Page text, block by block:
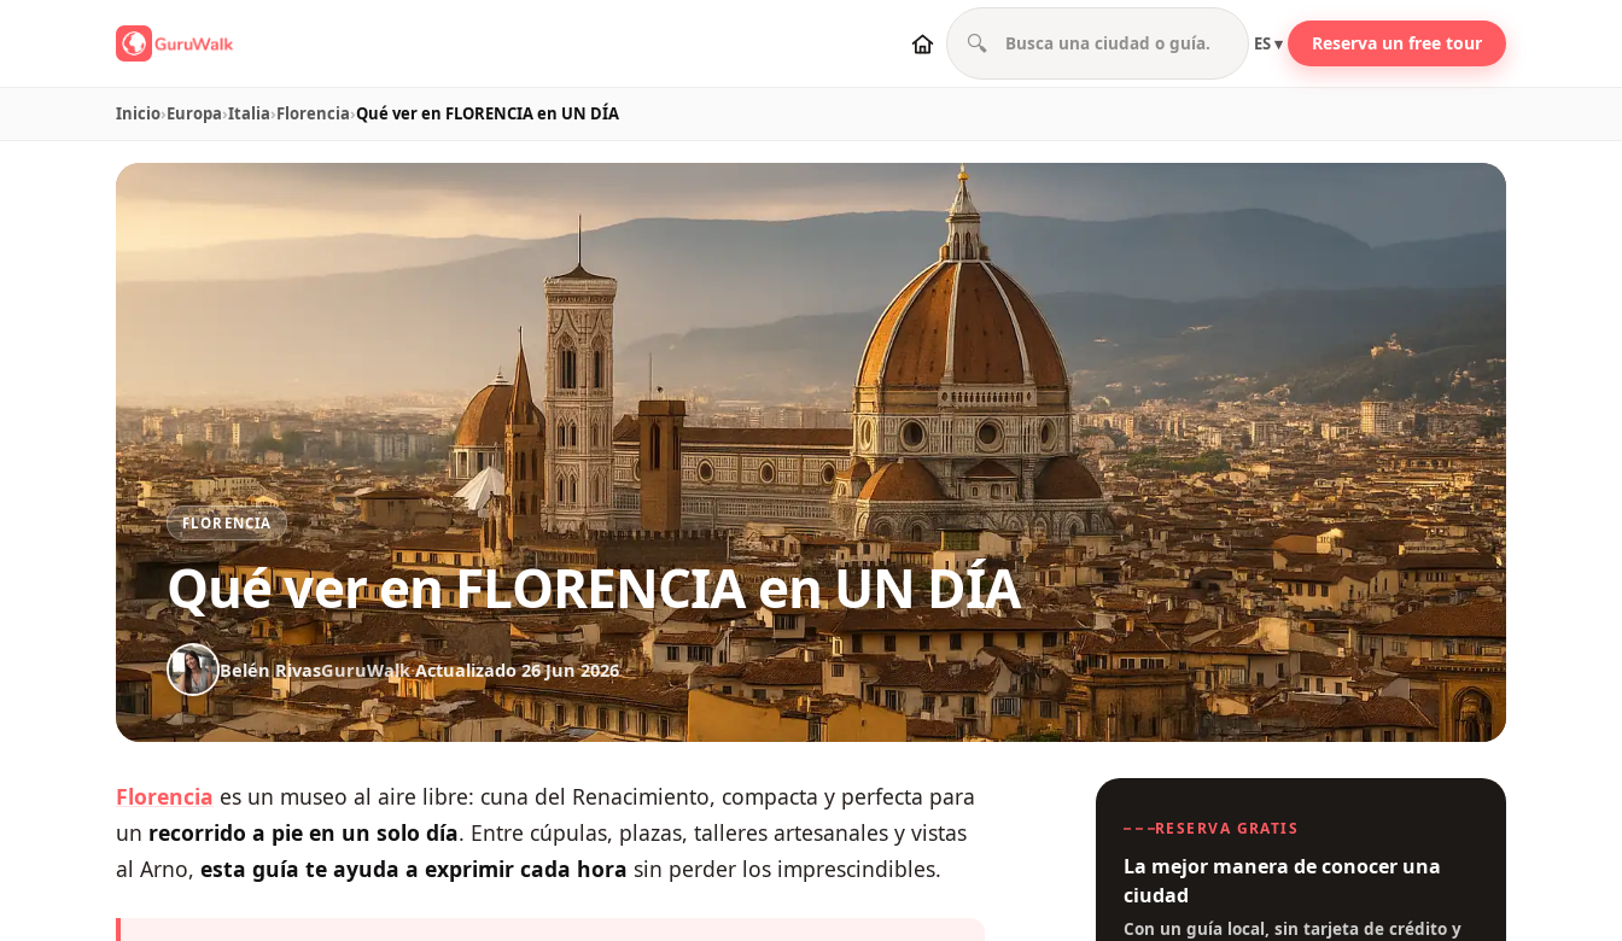
🔍 ES ▾ Reserva un free tour
Inicio›Europa›Italia›Florencia›Qué ver en FLORENCIA en UN DÍA
FLORENCIA
Qué ver en FLORENCIA en UN DÍA
Belén RivasGuruWalk·Actualizado 26 Jun 2026
Florencia es un museo al aire libre: cuna del Renacimiento, compacta y perfecta para
un recorrido a pie en un solo día. Entre cúpulas, plazas, talleres artesanales y vistas
al Arno, esta guía te ayuda a exprimir cada hora sin perder los imprescindibles.
RESERVA GRATIS
La mejor manera de conocer una
ciudad
Con un guía local, sin tarjeta de crédito y